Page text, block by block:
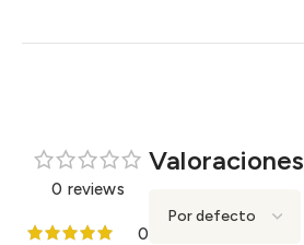
0 reviews
0
Valoraciones